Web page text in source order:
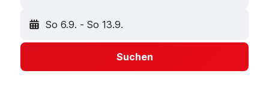
So 6.9. - So 13.9.
Suchen